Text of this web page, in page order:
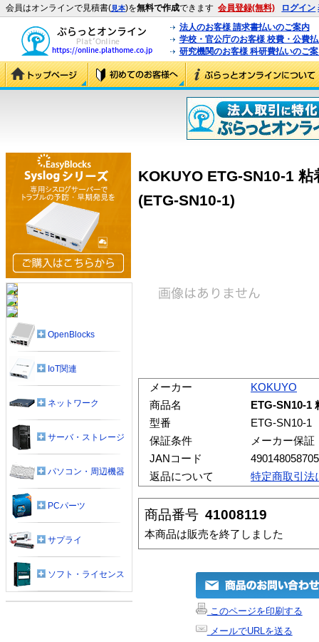
会員はオンラインで見積書(見本)を無料で作成できます 会員登録(無料) ログイン
法人のお客様 請求書払いのご案内
学校・官公庁のお客様 校費・公費
研究機関のお客様 科研費払いのご
KOKUYO ETG-SN10-1
(ETG-SN10-1)
メーカー
KOKUYO
商品名
ETG-SN10-1
型番
ETG-SN10-1
保証条件
メーカー保証
JANコード
返品について
特定商取引法
商品番号 41008119
本商品は販売を終了しました
このページを印刷する
メールでURLを送る
OpenBlocks
IoT関連
ネットワーク
サーバ・ストレージ
パソコン・周辺機器
PCパーツ
サプライ
ソフト・ライセンス